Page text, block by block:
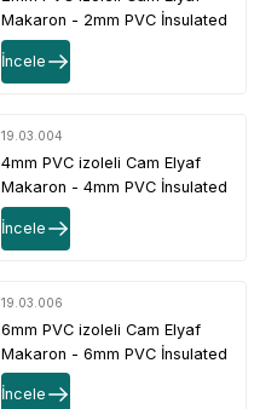
Makaron - 2mm PVC İnsulated
Fiberglass Tubing
İncele
19.03.004
4mm PVC izoleli Cam Elyaf
Makaron - 4mm PVC İnsulated
Fiberglass Tubing
İncele
19.03.006
6mm PVC izoleli Cam Elyaf
Makaron - 6mm PVC İnsulated
Fiberglass Tubing
İncele